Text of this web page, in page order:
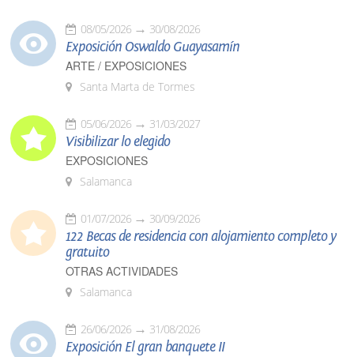
08/05/2026 30/08/2026
Exposición Oswaldo Guayasamín
ARTE / EXPOSICIONES
Santa Marta de Tormes
05/06/2026 31/03/2027
Visibilizar lo elegido
EXPOSICIONES
Salamanca
01/07/2026 30/09/2026
122 Becas de residencia con alojamiento completo y
gratuito
OTRAS ACTIVIDADES
Salamanca
26/06/2026 31/08/2026
Exposición El gran banquete II